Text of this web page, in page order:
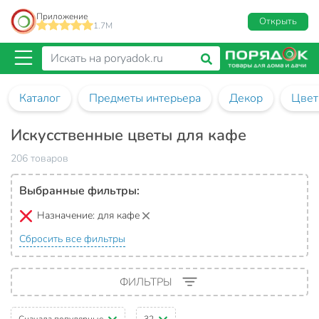
Приложение
1.7M
Открыть
Каталог Предметы интерьера Декор
Искусственные цветы для кафе
206 товаров
Выбранные фильтры:
Назначение: для кафе
Сбросить все фильтры
ФИЛЬТРЫ